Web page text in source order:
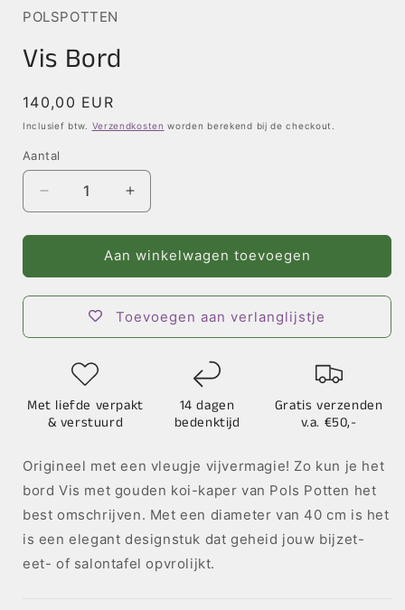
POLSPOTTEN
Vis Bord
Normale
prijs
140,00 EUR
Inclusief btw. Verzendkosten worden berekend bij de checkout.
Aantal
Aantal
verlagen
voor
Bord
Aantal
verhogen
voor
Vis
Bord
Aan winkelwagen toevoegen
Toevoegen aan verlanglijstje
Met liefde verpakt
& verstuurd
14 dagen
bedenktijd
Gratis verzenden
v.a. €50,-
Origineel met een vleugje vijvermagie! Zo kun je het
bord Vis met gouden koi-kaper van Pols Potten het
best omschrijven. Met een diameter van 40 cm is het
is een elegant designstuk dat geheid jouw bijzet-
eet- of salontafel opvrolijkt.